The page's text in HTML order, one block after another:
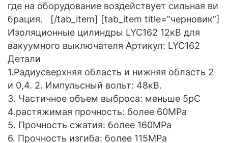
где на оборудование воздействует сильная ви
брация. [/tab_item] [tab_item title=”черновик”]
Изоляционные цилиндры LYC162 12кВ для
вакуумного выключателя Артикул: LYC162
Детали
1.Радиусверхняя область и нижняя область 2
и 0,4. 2. Импульсный вольт: 48кВ.
3. Частичное объем выброса: меньше 5pC
4.растяжимая прочность: более 60MPa
5. Прочность сжатия: более 160MPa
6. Прочность изгиба: более 115MPa